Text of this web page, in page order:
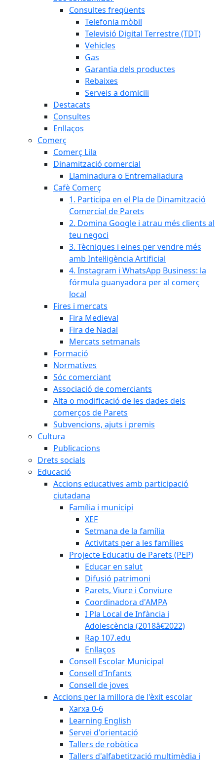
Consultes freqüents
Telefonia mòbil
Televisió Digital Terrestre (TDT)
Vehicles
Gas
Garantia dels productes
Rebaixes
Serveis a domicili
Destacats
Consultes
Enllaços
Comerç
Comerç Lila
Dinamització comercial
Llaminadura o Entremaliadura
Cafè Comerç
1. Participa en el Pla de Dinamització
Comercial de Parets
2. Domina Google i atrau més clients al
teu negoci
3. Tècniques i eines per vendre més
amb Intel·ligència Artificial
4. Instagram i WhatsApp Business: la
fórmula guanyadora per al comerç
local
Fires i mercats
Fira Medieval
Fira de Nadal
Mercats setmanals
Formació
Normatives
Sóc comerciant
Associació de comerciants
Alta o modificació de les dades dels
comerços de Parets
Subvencions, ajuts i premis
Cultura
Publicacions
Drets socials
Educació
Accions educatives amb participació
ciutadana
Família i municipi
XEF
Setmana de la família
Activitats per a les famílies
Projecte Educatiu de Parets (PEP)
Educar en salut
Difusió patrimoni
Parets, Viure i Conviure
Coordinadora d'AMPA
I Pla Local de Infància i
Adolescència (2018â€2022)
Rap 107.edu
Enllaços
Consell Escolar Municipal
Consell d'Infants
Consell de joves
Accions per la millora de l'èxit escolar
Xarxa 0-6
Learning English
Servei d'orientació
Tallers de robòtica
Tallers d'alfabetització multimèdia i